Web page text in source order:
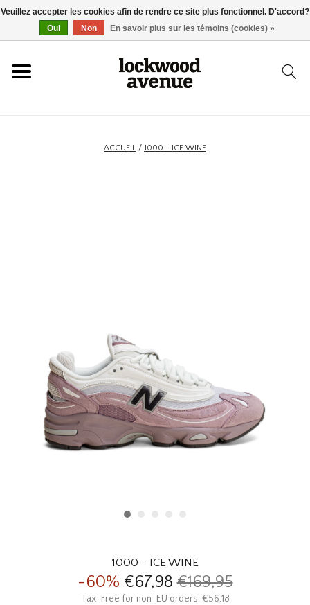
ACCUEIL
MARQUES
THE EDIT
ACCUEIL / 1000 - ICE WINE
1000 - ICE WINE
-60% €67,98€169,95
Tax-Free for non-EU orders: €56,18
Veuillez accepter les cookies afin de rendre ce site plus fonctionnel. D'accord?
Oui
Non En savoir plus sur les témoins (cookies) »